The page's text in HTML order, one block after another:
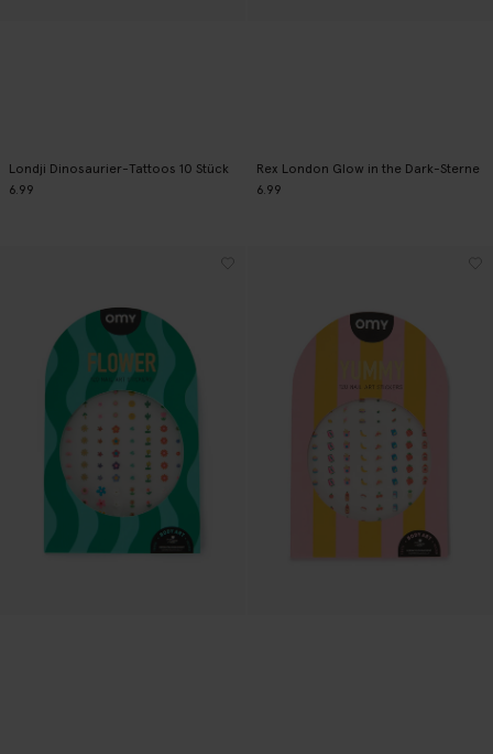
Londji Dinosaurier-Tattoos 10 Stück
6.99
Rex London Glow in the Dark-Sterne
6.99